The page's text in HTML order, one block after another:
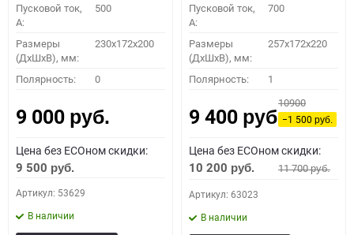
Пусковой ток,
A:
500
Размеры
(ДхШхВ), мм:
230x172x200
Полярность: 0
9 000 руб.
Цена без ECOном скидки:
9 500 руб.
Артикул: 53629
В наличии
Пусковой ток,
A:
700
Размеры
(ДхШхВ), мм:
257x172x220
Полярность: 1
9 400 руб.
10900
−1 500руб.
Цена без ECOном скидки:
10 200 руб. 11 700руб.
Артикул: 63023
В наличии